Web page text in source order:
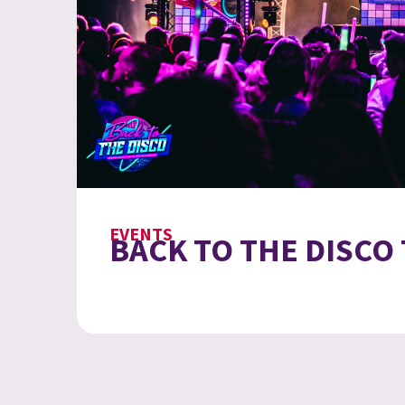
EVENTS
BACK TO THE DISCO